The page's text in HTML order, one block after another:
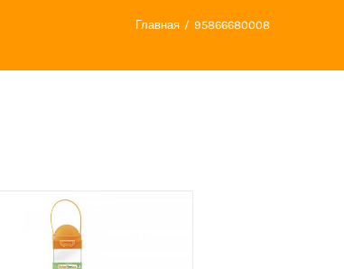
Главная 95866680008